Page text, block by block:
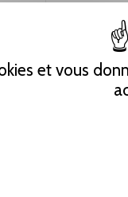
et vous